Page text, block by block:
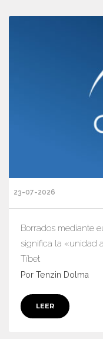
23-07-2026
Borrados mediante
significa la «unidad
Tíbet
Por Tenzin Dolma
LEER